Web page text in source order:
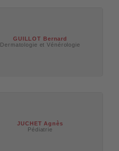
GUILLOT Bernard
Dermatologie et Vénérologie
JUCHET Agnès
Pédiatrie